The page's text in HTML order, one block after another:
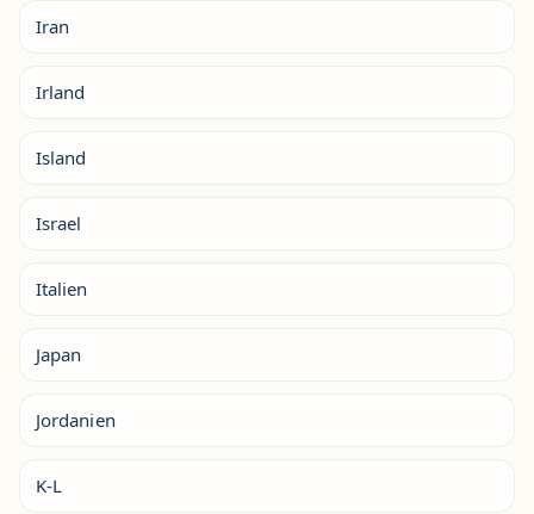
Iran
Irland
Island
Israel
Italien
Japan
Jordanien
K-L